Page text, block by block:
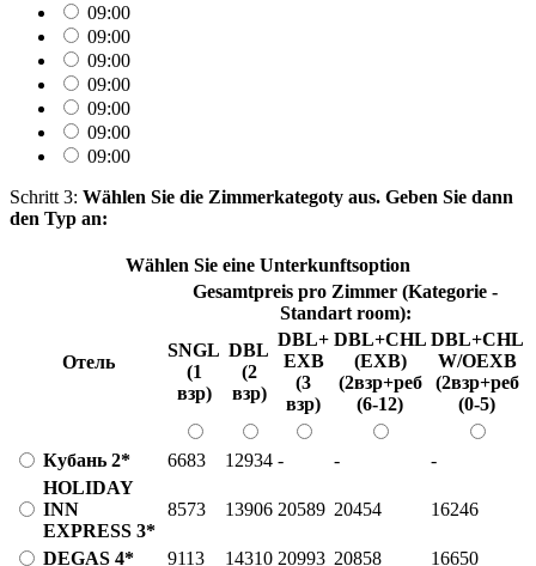
09:00
09:00
09:00
09:00
09:00
09:00
09:00
Schritt 3: Wählen Sie die Zimmerkategoty aus. Geben Sie dann
den Typ an:
Wählen Sie eine Unterkunftsoption
Отель
Gesamtpreis pro Zimmer (Kategorie -
Standart room):
SNGL
(1
взр)
DBL
(2
взр)
DBL+
EXB
(3
взр)
DBL+CHL
(EXB)
(2взр+реб
(6-12)
DBL+CHL
W/OEXB
(2взр+реб
(0-5)
Кубань 2* 6683 12934 - -
-
HOLIDAY
INN
EXPRESS 3*
8573 13906 20589 20454 16246
DEGAS 4* 9113 14310 20993 20858 16650